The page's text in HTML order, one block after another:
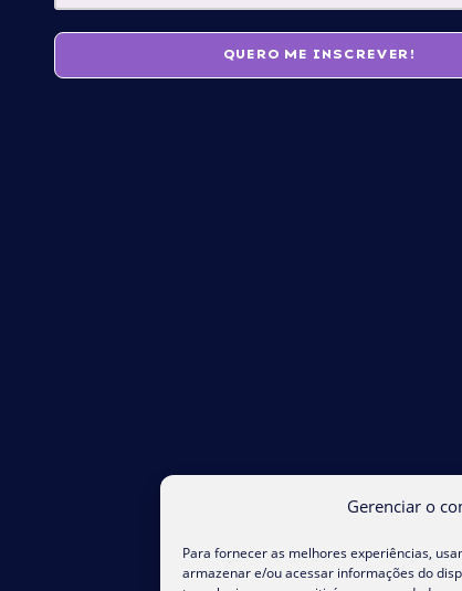
Gerenciar o
Para fornecer as melhores experiências,
armazenar e/ou acessar informações do
QUERO ME INSCREVER!